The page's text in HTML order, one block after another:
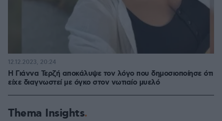
Η Γιάννα Τερζή αποκάλυψε τον λόγο που δημοσιοποίησε ότι
είχε διαγνωστεί με όγκο στον νωτιαίο μυελό
12.12.2023, 20:24
Thema Insights